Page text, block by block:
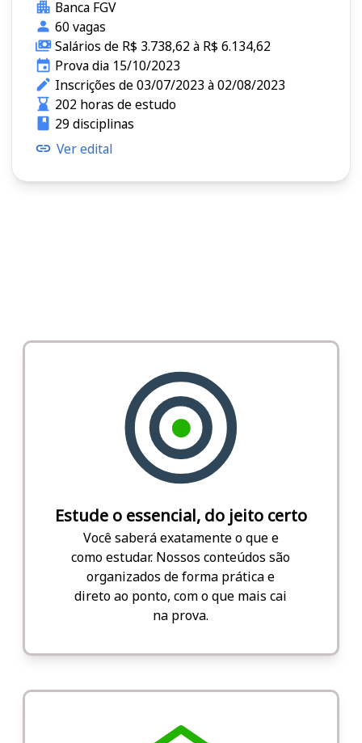
Banca FGV
60 vagas
Salários de R$ 3.738,62 à R$ 6.134,62
Prova dia 15/10/2023
Inscrições de 03/07/2023 à 02/08/2023
202 horas de estudo
29 disciplinas
Ver edital
Estude o essencial, do jeito certo
Você saberá exatamente o que e
como estudar. Nossos conteúdos são
organizados de forma prática e
direto ao ponto, com o que mais cai
na prova.